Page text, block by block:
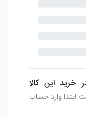
خرید این کالا
ابتدا وارد حساب